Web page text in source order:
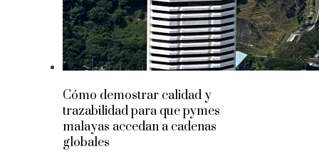
Cómo demostrar calidad y
trazabilidad para que pymes
malayas accedan a cadenas
globales